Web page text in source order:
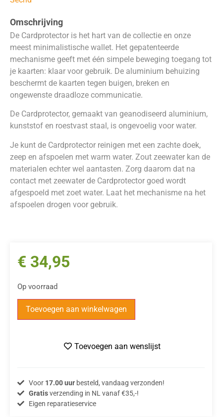
Omschrijving
De Cardprotector is het hart van de collectie en onze
meest minimalistische wallet. Het gepatenteerde
mechanisme geeft met één simpele beweging toegang tot
je kaarten: klaar voor gebruik. De aluminium behuizing
beschermt de kaarten tegen buigen, breken en
ongewenste draadloze communicatie.
De Cardprotector, gemaakt van geanodiseerd aluminium,
kunststof en roestvast staal, is ongevoelig voor water.
Je kunt de Cardprotector reinigen met een zachte doek,
zeep en afspoelen met warm water. Zout zeewater kan de
materialen echter wel aantasten. Zorg daarom dat na
contact met zeewater de Cardprotector goed wordt
afgespoeld met zoet water. Laat het mechanisme na het
afspoelen drogen voor gebruik.
€ 34,95
Op voorraad
Toevoegen aan winkelwagen
Toevoegen aan wenslijst
Voor 17.00 uurbesteld, vandaag verzonden!
Gratisverzending in NL vanaf €35,-!
Eigen reparatieservice